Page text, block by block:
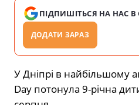
ПІДПИШІТЬСЯ НА НАС В
ДОДАТИ ЗАРАЗ
У Дніпрі в найбільшому
Day потонула 9-річна